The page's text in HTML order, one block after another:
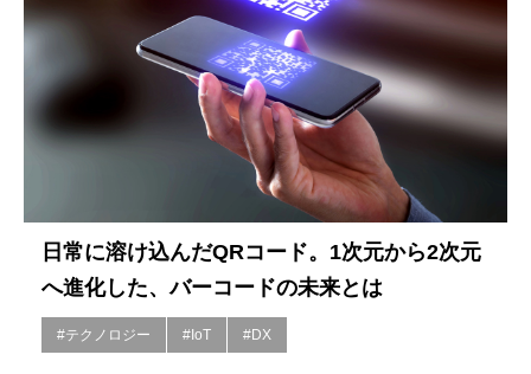
日常に溶け込んだQRコード。1次元から2次元
へ進化した、バーコードの未来とは
#テクノロジー #IoT #DX